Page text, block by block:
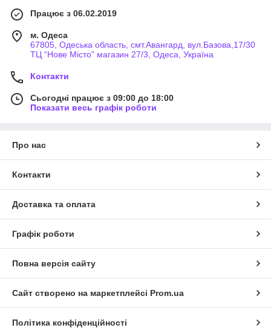
Працює з 06.02.2019
м. Одеса
67805, Одеська область, смт.Авангард, вул.Базова,17/30
ТЦ “Нове Місто” магазин 27/3, Одеса, Україна
Контакти
Сьогодні працює з 09:00 до 18:00
Показати весь графік роботи
Про нас
Контакти
Доставка та оплата
Графік роботи
Повна версія сайту
Сайт створено на маркетплейсі Prom.ua
Політика конфіденційності